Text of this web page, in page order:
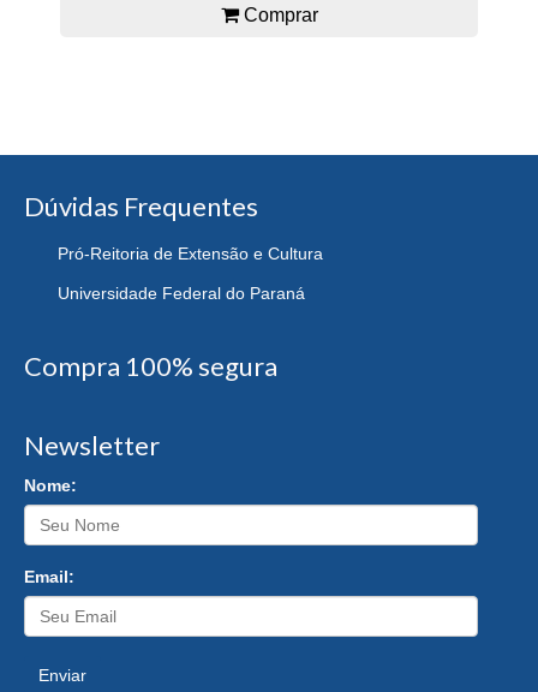
Comprar
Dúvidas Frequentes
Pró-Reitoria de Extensão e Cultura
Universidade Federal do Paraná
Compra 100% segura
Newsletter
Nome:
Email:
Enviar